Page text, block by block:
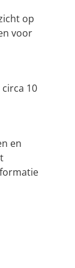
op
voor
10
en